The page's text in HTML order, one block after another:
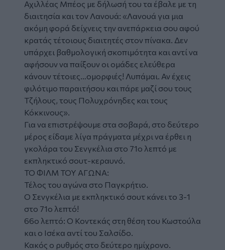
Αχιλλέας Μπέος με δήλωσή του τα έβαλε με τη
διαιτησία και τον Λανουά: «Λανουά για μια
ακόμη φορά δείχνεις την ανεπάρκεια σου αφού
κρατάς τέτοιους διαιτητές στον πίνακα. Δεν
υπάρχει βαθμολογική σκοπιμότητα και αντί να
αφήσουν να παίξουν οι ομάδες ελεύθερα
κάνουν τέτοιες…ομορφιές! Λυπάμαι. Αν έχεις
φιλότιμο παραιτήσου και πάρε μαζί σου τους
Τζήλους, τους Πολυχρόνηδες και τους
Κόκκινους».
Για να επιστρέψουμε στα σοβαρά, στο δεύτερο
μέρος είδαμε λίγα πράγματα μέχρι να έρθει η
γκολάρα του Σενγκέλια στο 71ο λεπτό με
εκπληκτικό σουτ-κεραυνό.
ΤΟ ΦΙΛΜ ΤΟΥ ΑΓΩΝΑ:
Τέλος του αγώνα στο Παγκρήτιο.
Ο Σενγκέλια με εκπληκτικό σουτ κάνει το 3-1
στο 71ο λεπτό!
66ο λεπτό: Ο Κοντεκάς στη θέση του Κωστούλα
και ο Ισέκα αντί του Σαλσίδο.
Κακός ο ρυθμός στο δεύτερο ημίχρονο.